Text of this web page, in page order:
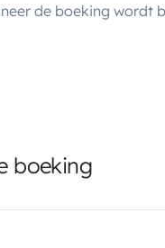
de boeking wordt
boeking